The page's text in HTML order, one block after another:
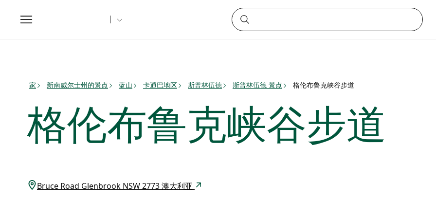
Toggle
navigation
家 新南威尔士州的景点 蓝山 卡通巴地区 斯普林伍德 斯普林伍德 景点 格伦布鲁克峡谷步道
格伦布鲁克峡谷步道
Bruce Road Glenbrook NSW 2773 澳大利亚